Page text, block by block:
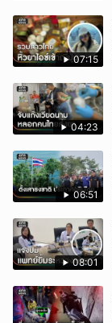
07:15
04:23
06:51
08:01